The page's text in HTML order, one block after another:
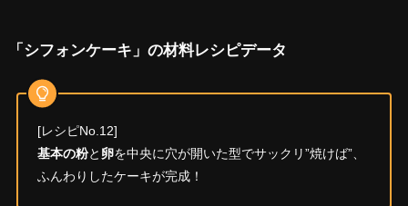
「シフォンケーキ」の材料レシピデータ
[レシピNo.12]
基本の粉と 卵を中央に穴が開いた型でサックリ”焼けば”、
ふんわりしたケーキが完成！